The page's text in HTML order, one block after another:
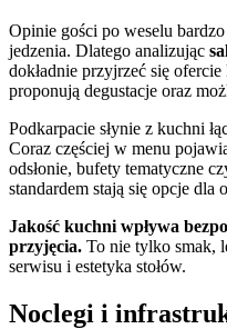
Opinie gości po weselu
jedzenia. Dlatego analizując
dokładnie przyjrzeć się
proponują degustacje oraz
Podkarpacie słynie z kuchni
Coraz częściej w menu
odsłonie, bufety tematyczne
standardem stają się opcje dla
Jakość kuchni wpływa
przyjęcia. To nie tylko smak,
serwisu i estetyka stołów.
Noclegi i